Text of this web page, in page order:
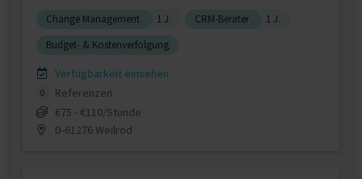
Change Management 1 J. CRM-Berater
1 J.
Budget- & Kostenverfolgung
Verfügbarkeit einsehen
0
Referenzen
€75 - €110/Stunde
D-61276 Weilrod